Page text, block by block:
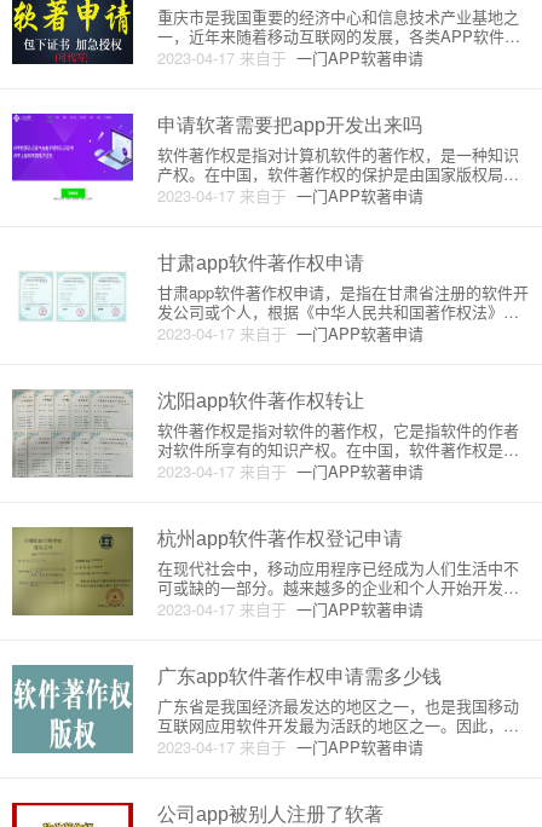
2023-04-17 来自于 一门APP软著申请
重庆市是我国重要的经济中心和信息技术产业基地之
一，近年来随着移动互联网的发展，各类APP软件越
来越受到人们的关注和喜爱。如果您是一位重庆的AP
和详细步骤。一、什
申请软著需要把app开发出来吗
2023-04-17 来自于 一门APP软著申请
软件著作权是指对计算机软件的著作权，是一种知识
产权。在中国，软件著作权的保护是由国家版权局进
行管理的。申请软件著作权需要提交一份申请书和软
发出来。首先，软件著作权
甘肃app软件著作权申请
2023-04-17 来自于 一门APP软著申请
甘肃app软件著作权申请，是指在甘肃省注册的软件开
发公司或个人，根据《中华人民共和国著作权法》的
相关规定，向国家版权局递交软件著作权登记申请，
性作品，包括软件程序、
沈阳app软件著作权转让
2023-04-17 来自于 一门APP软著申请
软件著作权是指对软件的著作权，它是指软件的作者
对软件所享有的知识产权。在中国，软件著作权是指
的是软件的版权，而非专利权。软件著作权是指软件
权的持有者将其对软件的著作
杭州app软件著作权登记申请
2023-04-17 来自于 一门APP软著申请
在现代社会中，移动应用程序已经成为人们生活中不
可或缺的一部分。越来越多的企业和个人开始开发和
发布自己的移动应用程序，这也使得移动应用程序的
细介绍杭州app软件著作权
广东app软件著作权申请需多少钱
2023-04-17 来自于 一门APP软著申请
广东省是我国经济最发达的地区之一，也是我国移动
互联网应用软件开发最为活跃的地区之一。因此，广
东省内的软件开发公司和个人，需要进行软件著作权
作权申请的原理和详细流程。
公司app被别人注册了软著